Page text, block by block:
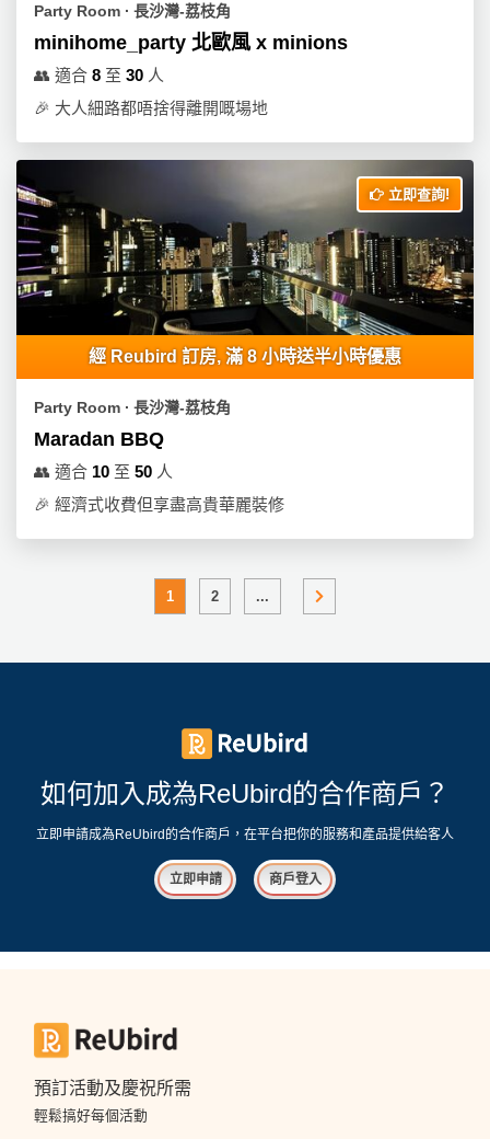
Party Room ∙ 長沙灣-荔枝角
minihome_party 北歐風 x minions
👥 適合 8 至 30 人
🎉 大人細路都唔捨得離開嘅場地
立即查詢!
經 Reubird 訂房, 滿 8 小時送半小時優惠
Party Room ∙ 長沙灣-荔枝角
Maradan BBQ
👥 適合 10 至 50 人
🎉 經濟式收費但享盡高貴華麗裝修
1 2 ...
如何加入成為ReUbird的合作商戶？
立即申請成為ReUbird的合作商戶，在平台把你的服務和產品提供給客人
立即申請 商戶登入
預訂活動及慶祝所需
輕鬆搞好每個活動